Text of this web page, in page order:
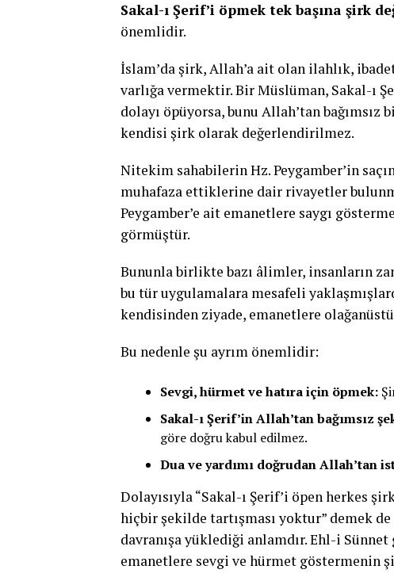
Sakal-ı Şerif’i öpmek tek başına şirk
önemlidir.
İslam’da şirk, Allah’a ait olan ilahlık,
varlığa vermektir. Bir Müslüman, Sakal-ı
dolayı öpüyorsa, bunu Allah’tan bağımsız
kendisi şirk olarak değerlendirilmez.
Nitekim sahabilerin Hz. Peygamber’in
muhafaza ettiklerine dair rivayetler
Peygamber’e ait emanetlere saygı
görmüştür.
Bununla birlikte bazı âlimler, insanların
bu tür uygulamalara mesafeli
kendisinden ziyade, emanetlere
Bu nedenle şu ayrım önemlidir:
Sevgi, hürmet ve hatıra için öpmek:
Sakal-ı Şerif’in Allah’tan bağımsız
göre doğru kabul edilmez.
Dua ve yardımı doğrudan Allah’tan
Dolayısıyla “Sakal-ı Şerif’i öpen herkes
hiçbir şekilde tartışması yoktur” demek
davranışa yüklediği anlamdır. Ehl-i
emanetlere sevgi ve hürmet göstermenin